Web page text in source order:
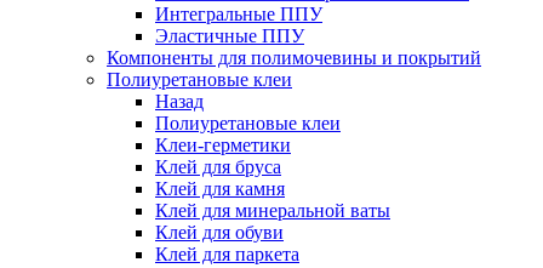
Интегральные ППУ
Эластичные ППУ
Компоненты для полимочевины и покрытий
Полиуретановые клеи
Назад
Полиуретановые клеи
Клеи-герметики
Клей для бруса
Клей для камня
Клей для минеральной ваты
Клей для обуви
Клей для паркета